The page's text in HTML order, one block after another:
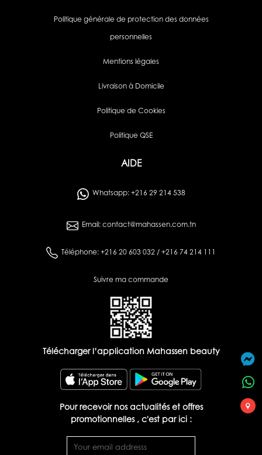
Politique générale de protection des données
personnelles
Mentions légales
Livraison à Domicile
Politique de Cookies
Politique QSE
AIDE
Whatsapp: +216 29 214 538
Email: contact@mahassen.com.tn
Téléphone: +216 20 603 032 / +216 74 214 111
Suivre ma commande
Télécharger l’application Mahassen beauty
Pour recevoir nos actualités et offres
promotionnelles , c'est par ici :